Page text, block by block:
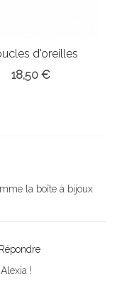
d'oreilles
Renard
18,50 €
la boîte à bijoux
Répondre
!